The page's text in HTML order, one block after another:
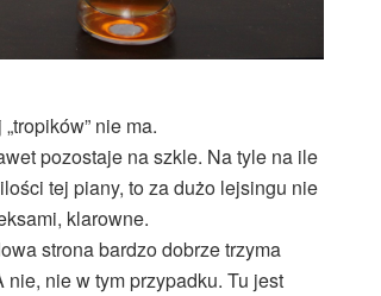
nie ma.
pozostaje na szkle. Na tyle na ile
tej piany, to za dużo lejsingu nie
klarowne.
strona bardzo dobrze trzyma
nie w tym przypadku. Tu jest